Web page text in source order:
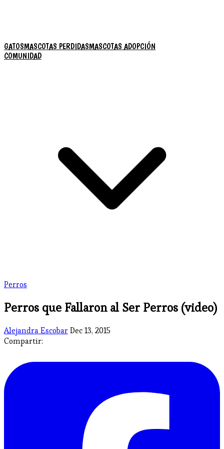
GATOSMASCOTAS PERDIDASMASCOTAS ADOPCIÓN
COMUNIDAD
Perros
Perros que Fallaron al Ser Perros (video)
Alejandra EscobarDec 13, 2015
Compartir: